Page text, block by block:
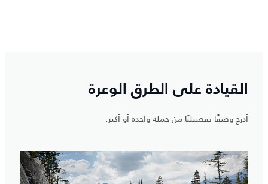
القيادة على الطرق الوعرة
أدرج وصفًا تفصيليًا من جملة واحدة أو أكثر.